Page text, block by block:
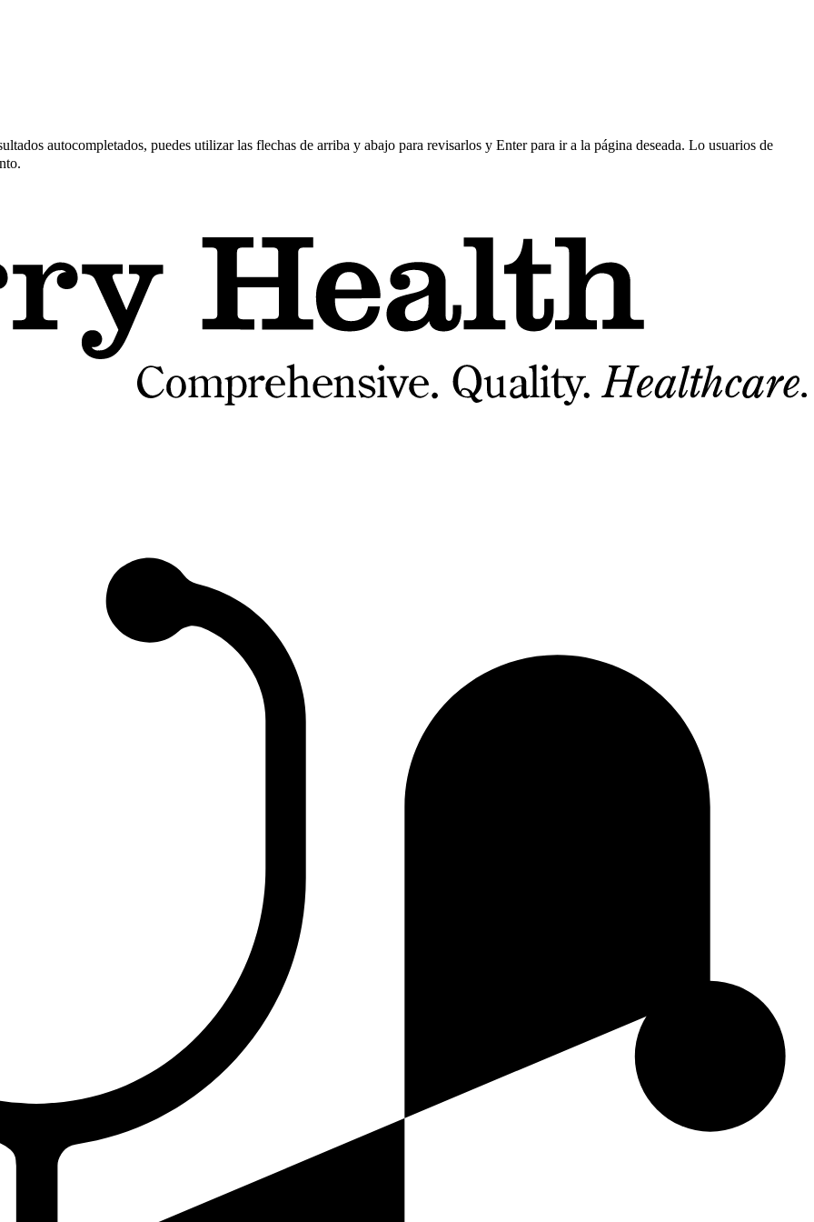
autocompletados, puedes utilizar las flechas de arriba y abajo para revisarlos y Enter para ir a la página deseada. Lo usuarios de